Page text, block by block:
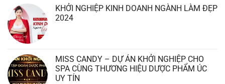
KHỞI NGHIỆP KINH DOANH NGÀNH LÀM ĐẸP
2024
MISS CANDY – DỰ ÁN KHỞI NGHIỆP CHO
SPA CÙNG THƯƠNG HIỆU DƯỢC PHẨM ÚC
UY TÍN